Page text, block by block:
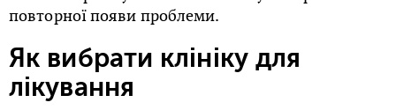
повторної появи проблеми.
Як вибрати клініку для
лікування